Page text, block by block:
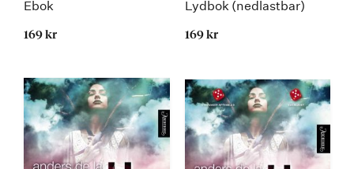
Ebok
169 kr
Lydbok (nedlastbar)
169 kr